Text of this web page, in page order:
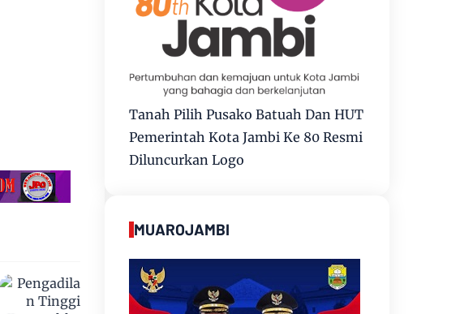
Tanah Pilih Pusako Batuah Dan HUT
Pemerintah Kota Jambi Ke 80 Resmi
Diluncurkan Logo
MUAROJAMBI